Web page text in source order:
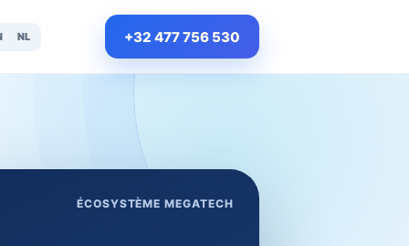
NL +32 477 756 530
ÉCOSYSTÈME MEGATECH